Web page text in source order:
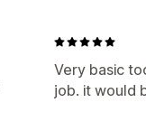
Very basic
job. it would